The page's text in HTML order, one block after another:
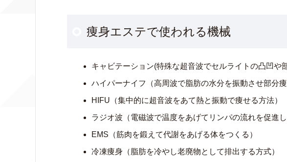
痩身エステで使われる機械
キャビテーション(特殊な超音波でセルライトの凸凹や
ハイパーナイフ（高周波で脂肪の水分を振動させ部分痩
HIFU（集中的に超音波をあて熱と振動で痩せる方法）
ラジオ波（電磁波で温度をあげてリンパの流れを促進し
EMS（筋肉を鍛えて代謝をあげる体をつくる）
冷凍痩身（脂肪を冷やし老廃物として排出する方式）